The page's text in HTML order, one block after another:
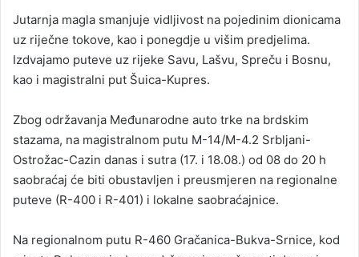
Jutarnja magla smanjuje vidljivost na pojedinim dionicama
uz riječne tokove, kao i ponegdje u višim predjelima.
Izdvajamo puteve uz rijeke Savu, Lašvu, Spreču i Bosnu,
kao i magistralni put Šuica-Kupres.
Zbog održavanja Međunarodne auto trke na brdskim
stazama, na magistralnom putu M-14/M-4.2 Srbljani-
Ostrožac-Cazin danas i sutra (17. i 18.08.) od 08 do 20 h
saobraćaj će biti obustavljen i preusmjeren na regionalne
puteve (R-400 i R-401) i lokalne saobraćajnice.
Na regionalnom putu R-460 Gračanica-Bukva-Srnice, kod